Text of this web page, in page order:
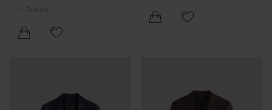
+
Colores
CAPUCHA DESMONTABLE